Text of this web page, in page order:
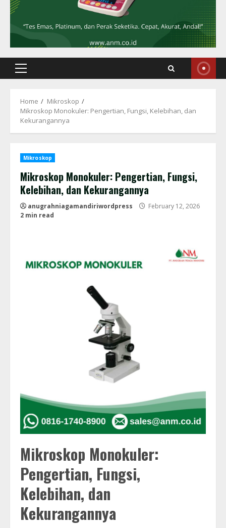
Primary
Home
Mikroskop
Mikroskop Monokuler: Pengertian, Fungsi, Kelebihan, dan
Kekurangannya
Mikroskop
Mikroskop Monokuler: Pengertian, Fungsi,
Kelebihan, dan Kekurangannya
anugrahniagamandiriwordpress
February 12, 2026
2 min read
Mikroskop Monokuler:
Pengertian, Fungsi,
Kelebihan, dan
Kekurangannya